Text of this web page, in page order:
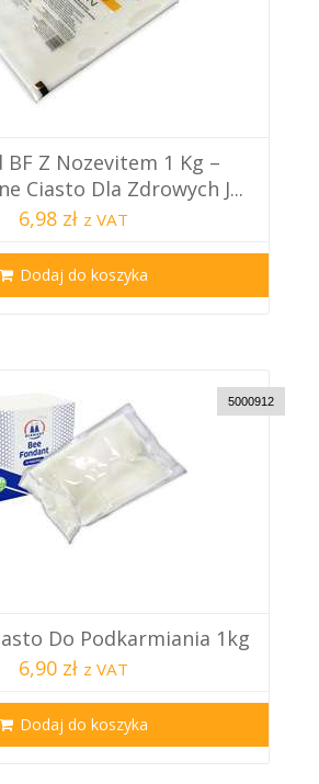
BF Z Nozevitem 1 Kg –
Ciasto Dla Zdrowych J...
6,98 zł z VAT
Dodaj do koszyka
5000912
Do Podkarmiania 1kg
6,90 zł z VAT
Dodaj do koszyka